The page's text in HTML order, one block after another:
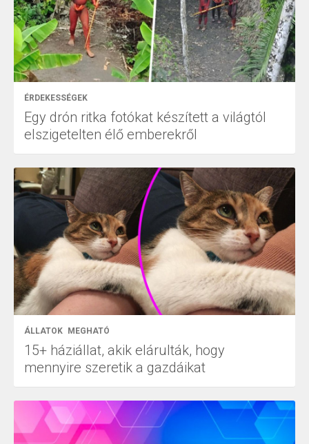
ÉRDEKESSÉGEK
Egy drón ritka fotókat készített a világtól
elszigetelten élő emberekről
ÁLLATOK MEGHATÓ
15+ háziállat, akik elárulták, hogy
mennyire szeretik a gazdáikat